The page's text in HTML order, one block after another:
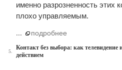
именно разрозненность этих
плохо управляемым.
... подробнее
5.
Контакт без выбора: как
действием